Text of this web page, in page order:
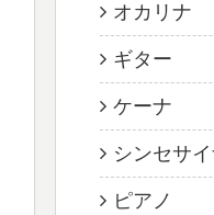
オカリナ
ギター
ケーナ
シンセサ
ピアノ